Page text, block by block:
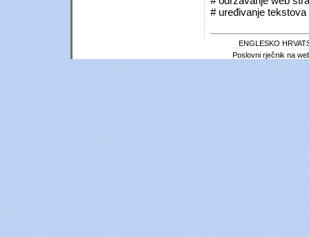
# uređivanje
ENGLESKO
Poslovni rječnik na